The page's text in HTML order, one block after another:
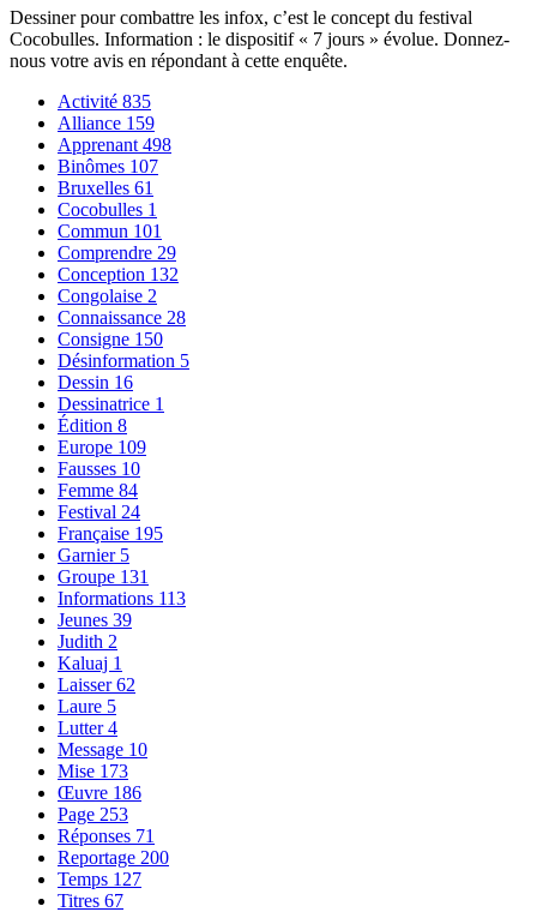
Dessiner pour combattre les infox, c’est le concept du festival
Cocobulles. Information : le dispositif « 7 jours » évolue. Donnez-
nous votre avis en répondant à cette enquête.
Activité 835
Alliance 159
Apprenant 498
Binômes 107
Bruxelles 61
Cocobulles 1
Commun 101
Comprendre 29
Conception 132
Congolaise 2
Connaissance 28
Consigne 150
Désinformation 5
Dessin 16
Dessinatrice 1
Édition 8
Europe 109
Fausses 10
Femme 84
Festival 24
Française 195
Garnier 5
Groupe 131
Informations 113
Jeunes 39
Judith 2
Kaluaj 1
Laisser62
Laure 5
Lutter4
Message 10
Mise 173
Œuvre 186
Page 253
Réponses 71
Reportage 200
Temps 127
Titres 67